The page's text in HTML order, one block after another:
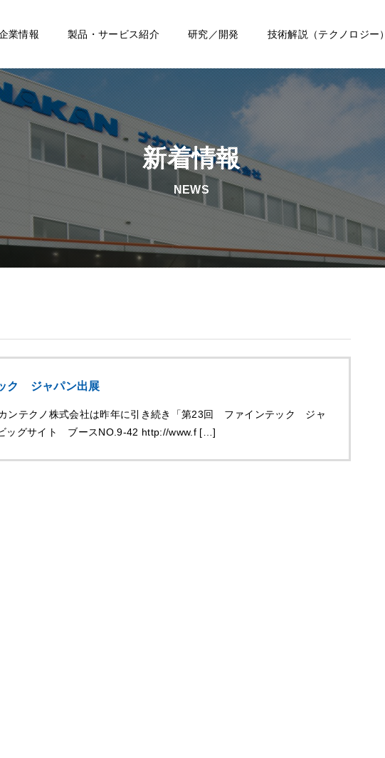
業情報 製品・サービス紹介 研究／開発 技術解説（テクノロジー）
新着情報
ク ジャパン出展
ンテクノ株式会社は昨年に引き続き「第23回 ファインテック ジャ
ッグサイト ブースNO.9-42 http://www.f […]